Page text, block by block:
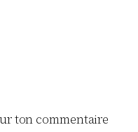
ton commentaire